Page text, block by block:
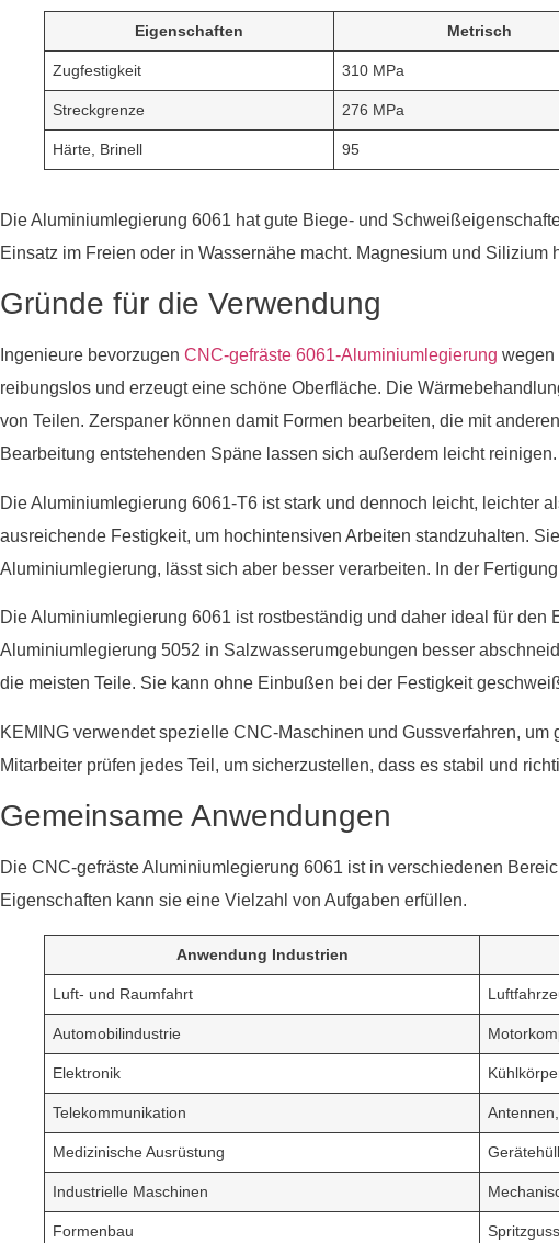
Eigenschaften Metrisch
Zugfestigkeit 310 MPa
Streckgrenze 276 MPa
Härte, Brinell 95
Die Aluminiumlegierung 6061 hat gute Biege- und
Einsatz im Freien oder in Wassernähe macht. Magnesium und Silizium
Gründe für die Verwendung
Ingenieure bevorzugen CNC-gefräste 6061-Aluminiumlegierung wegen
reibungslos und erzeugt eine schöne Oberfläche. Die
von Teilen. Zerspaner können damit Formen bearbeiten, die mit
Bearbeitung entstehenden Späne lassen sich außerdem leicht reinigen.
Die Aluminiumlegierung 6061-T6 ist stark und dennoch leicht, leichter
ausreichende Festigkeit, um hochintensiven Arbeiten standzuhalten.
Aluminiumlegierung, lässt sich aber besser verarbeiten. In der
Die Aluminiumlegierung 6061 ist rostbeständig und daher ideal für
Aluminiumlegierung 5052 in Salzwasserumgebungen besser
die meisten Teile. Sie kann ohne Einbußen bei der Festigkeit
KEMING verwendet spezielle CNC-Maschinen und Gussverfahren,
Mitarbeiter prüfen jedes Teil, um sicherzustellen, dass es stabil und
Gemeinsame Anwendungen
Die CNC-gefräste Aluminiumlegierung 6061 ist in verschiedenen
Eigenschaften kann sie eine Vielzahl von Aufgaben erfüllen.
Anwendung Industrien
Luft- und Raumfahrt
Automobilindustrie
Elektronik
Telekommunikation
Medizinische Ausrüstung
Industrielle Maschinen
Formenbau